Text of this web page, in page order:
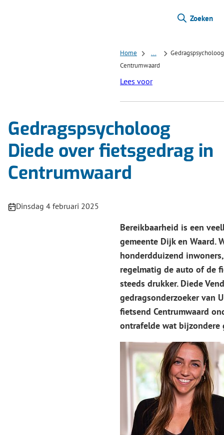
Zoeken
Home ...
Centrumwaard
Lees voor
Gedragspsycholoog
Diede over fietsgedrag in
Centrumwaard
Publicatiedatum:
Dinsdag 4 februari 2025
Bereikbaarheid is een
gemeente Dijk en Waard.
honderdduizend
regelmatig de auto of de
steeds drukker. Diede
gedragsonderzoeker van
fietsend Centrumwaard
ontrafelde wat bijzondere